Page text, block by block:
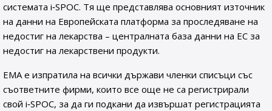
системата i‑SPOC. Тя ще представлява основният източник
на данни на Европейската платформа за проследяване на
недостиг на лекарства – централната база данни на ЕС за
недостиг на лекарствени продукти.
ЕМА е изпратила на всички държави членки списъци със
съответните фирми, които все още не са регистрирали
свой i‑SPOC, за да ги подкани да извършат регистрацията